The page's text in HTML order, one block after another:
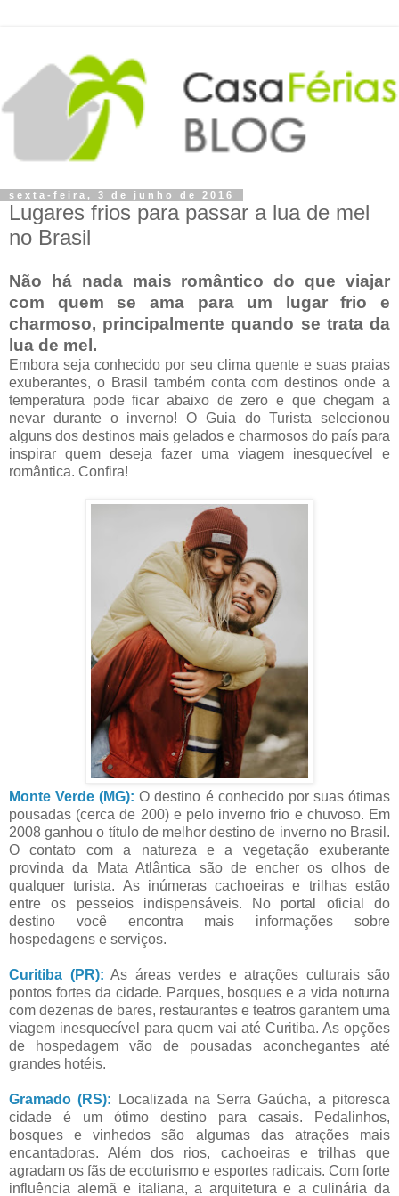
sexta-feira, 3 de junho de 2016
Lugares frios para passar a lua de mel
no Brasil
Não há nada mais romântico do que viajar
com quem se ama para um lugar frio e
charmoso, principalmente quando se trata da
lua de mel.
Embora seja conhecido por seu clima quente e suas praias
exuberantes, o Brasil também conta com destinos onde a
temperatura pode ficar abaixo de zero e que chegam a
nevar durante o inverno! O Guia do Turista selecionou
alguns dos destinos mais gelados e charmosos do país para
inspirar quem deseja fazer uma viagem inesquecível e
romântica. Confira!
Monte Verde (MG): O destino é conhecido por suas ótimas
pousadas (cerca de 200) e pelo inverno frio e chuvoso. Em
2008 ganhou o título de melhor destino de inverno no Brasil.
O contato com a natureza e a vegetação exuberante
provinda da Mata Atlântica são de encher os olhos de
qualquer turista. As inúmeras cachoeiras e trilhas estão
entre os pesseios indispensáveis. No portal oficial do
destino você encontra mais informações sobre
hospedagens e serviços.
Curitiba (PR): As áreas verdes e atrações culturais são
pontos fortes da cidade. Parques, bosques e a vida noturna
com dezenas de bares, restaurantes e teatros garantem uma
viagem inesquecível para quem vai até Curitiba. As opções
de hospedagem vão de pousadas aconchegantes até
grandes hotéis.
Gramado (RS): Localizada na Serra Gaúcha, a pitoresca
cidade é um ótimo destino para casais. Pedalinhos,
bosques e vinhedos são algumas das atrações mais
encantadoras. Além dos rios, cachoeiras e trilhas que
agradam os fãs de ecoturismo e esportes radicais. Com forte
influência alemã e italiana, a arquitetura e a culinária da